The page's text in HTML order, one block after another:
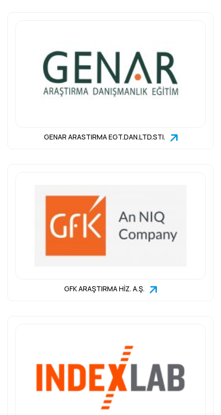
GENAR ARASTIRMA EGT.DAN.LTD.STI.
GFK ARAŞTIRMA HİZ. A.Ş.